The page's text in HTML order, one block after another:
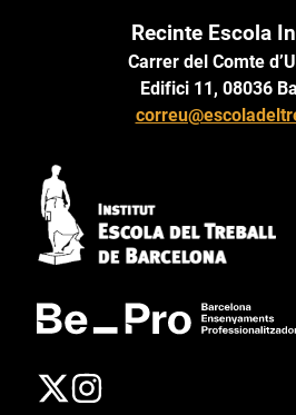
Recinte Escola
Carrer del Comte
Edifici 11, 08036